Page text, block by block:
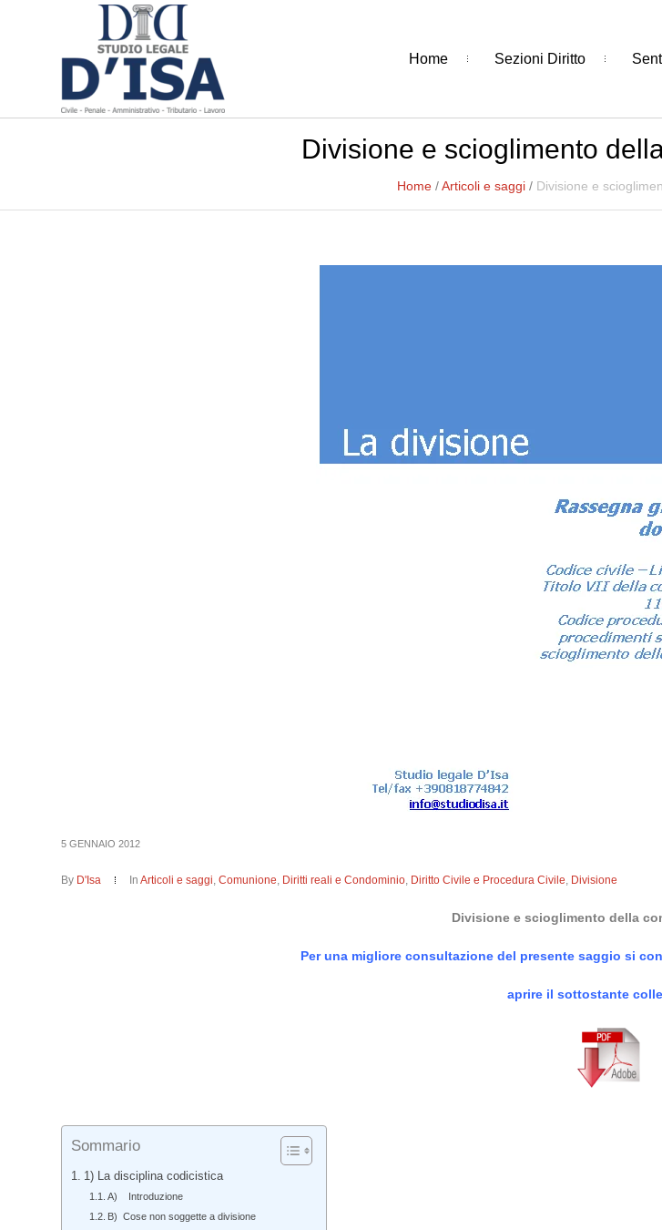
Home Sezioni Diritto
Divisione e scioglimento
Home /Articoli e saggi / Divisione e
5 GENNAIO 2012
By D'Isa InArticoli e saggi,Comunione, Diritti reali e Condominio, Diritto Civile e Procedura Civile, Divisione
Divisione e scioglimento della
Per una migliore consultazione del presente saggio si
aprire il sottostante
Sommario
1) La disciplina codicistica
A) Introduzione
B) Cose non soggette a divisione